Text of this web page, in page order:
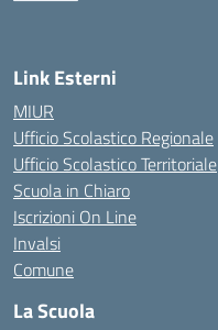
Link Esterni
MIUR
Ufficio Scolastico Regionale
Ufficio Scolastico Territoriale
Scuola in Chiaro
Iscrizioni On Line
Invalsi
Comune
La Scuola